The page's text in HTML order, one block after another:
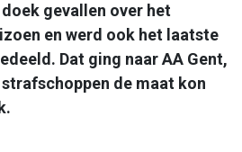
gevallen over het
en werd ook het laatste
Dat ging naar AA Gent,
de maat kon